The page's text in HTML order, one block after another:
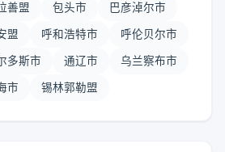
善盟 包头市 巴彦淖尔市
盟 呼和浩特市 呼伦贝尔市
多斯市 通辽市 乌兰察布市
市 锡林郭勒盟